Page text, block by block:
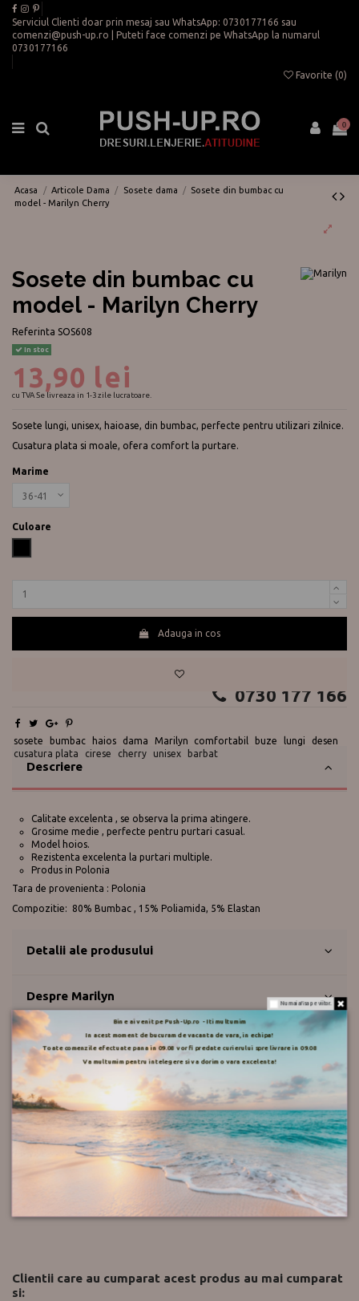
Serviciul Clienti doar prin mesaj sau WhatsApp: 0730177166 sau
comenzi@push-up.ro | Puteti face comenzi pe WhatsApp la numarul
0730177166
Favorite (0)
0
Acasa Articole Dama Sosete dama
Sosete din bumbac cu
model - Marilyn Cherry
Sosete din bumbac cu
model - Marilyn Cherry
Referinta SOS608
In stoc
13,90 lei
cu TVASe livreaza in 1-3 zile lucratoare.
Sosete lungi, unisex, haioase, din bumbac, perfecte pentru utilizari zilnice.
Cusatura plata si moale, ofera comfort la purtare.
Marime
Culoare
Adauga in cos
sosete bumbac haios dama Marilyn comfortabil buze lungi
desen
cusatura plata
cirese cherry unisex barbat
0730 177 166
Descriere
Calitate excelenta , se observa la prima atingere.
Grosime medie , perfecte pentru purtari casual.
Model hoios.
Rezistenta excelenta la purtari multiple.
Produs in Polonia
Tara de provenienta : Polonia
Compozitie: 80% Bumbac , 15% Poliamida, 5% Elastan
Detalii ale produsului
Despre Marilyn
Mod de livrare
Retur
Push-up.ro
Clientii care au cumparat acest produs au mai cumparat
si:
Nu mai afisa pe viitor.
Bine ai venit pe Push-Up.ro - Iti multumim
In acest moment de bucuram de vacanta de vara, in echipa!
Toate comenzile efectuate pana in 09.08 vor fi predate curierului spre livrare in 09.08
Va multumim pentru intelegere si va dorim o vara excelenta!